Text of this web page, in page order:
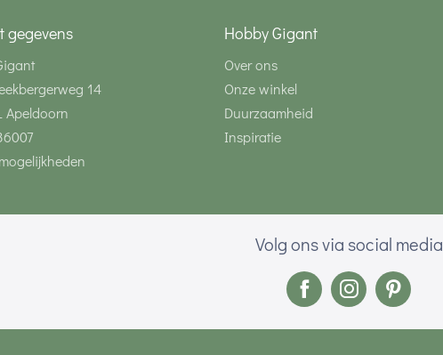
gegevens
14
Apeldoorn
Hobby Gigant
Over ons
Onze winkel
Duurzaamheid
Inspiratie
Volg ons via social media